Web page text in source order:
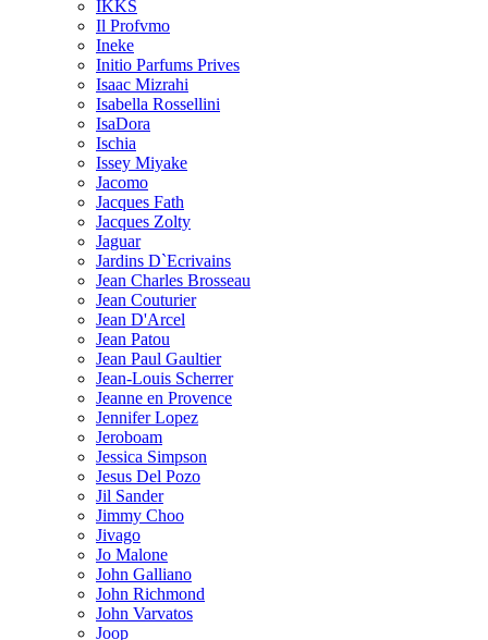
IKKS
Il Profvmo
Ineke
Initio Parfums Prives
Isaac Mizrahi
Isabella Rossellini
IsaDora
Ischia
Issey Miyake
Jacomo
Jacques Fath
Jacques Zolty
Jaguar
Jardins D`Ecrivains
Jean Charles Brosseau
Jean Couturier
Jean D'Arcel
Jean Patou
Jean Paul Gaultier
Jean-Louis Scherrer
Jeanne en Provence
Jennifer Lopez
Jeroboam
Jessica Simpson
Jesus Del Pozo
Jil Sander
Jimmy Choo
Jivago
Jo Malone
John Galliano
John Richmond
John Varvatos
Joop